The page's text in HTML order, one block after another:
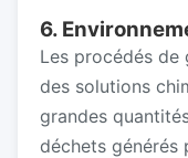
6.
Les procédés de
des solutions
grandes
déchets générés